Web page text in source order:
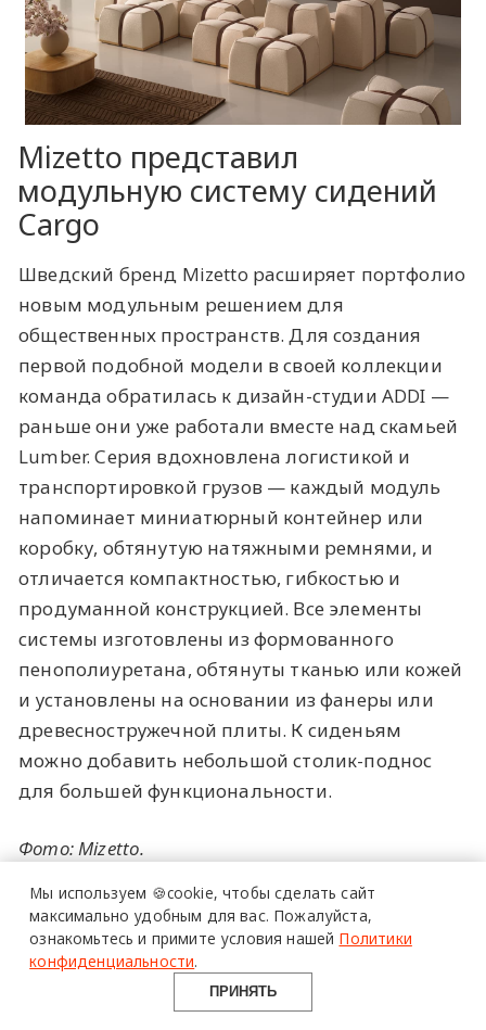
Mizetto представил
модульную систему сидений
Cargo
Шведский бренд Mizetto расширяет портфолио
новым модульным решением для
общественных пространств. Для создания
первой подобной модели в своей коллекции
команда обратилась к дизайн-студии ADDI —
раньше они уже работали вместе над скамьей
Lumber. Серия вдохновлена логистикой и
транспортировкой грузов — каждый модуль
напоминает миниатюрный контейнер или
коробку, обтянутую натяжными ремнями, и
отличается компактностью, гибкостью и
продуманной конструкцией. Все элементы
системы изготовлены из формованного
пенополиуретана, обтянуты тканью или кожей
и установлены на основании из фанеры или
древесностружечной плиты. К сиденьям
можно добавить небольшой столик-поднос
для большей функциональности.
Фото: Mizetto.
более 20 тысяч
и архитектуру
в Telegram канале
Design Mate
Мы используем 🍪cookie, чтобы сделать сайт
максимально удобным для вас. Пожалуйста,
ознакомьтесь и примите условия нашей Политики
конфиденциальности.
ПРИНЯТЬ